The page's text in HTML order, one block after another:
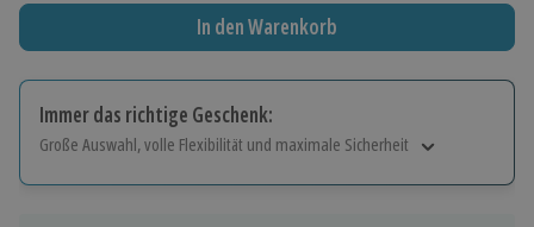
In den Warenkorb
Immer das richtige Geschenk:
Große Auswahl, volle Flexibilität und maximale Sicherheit